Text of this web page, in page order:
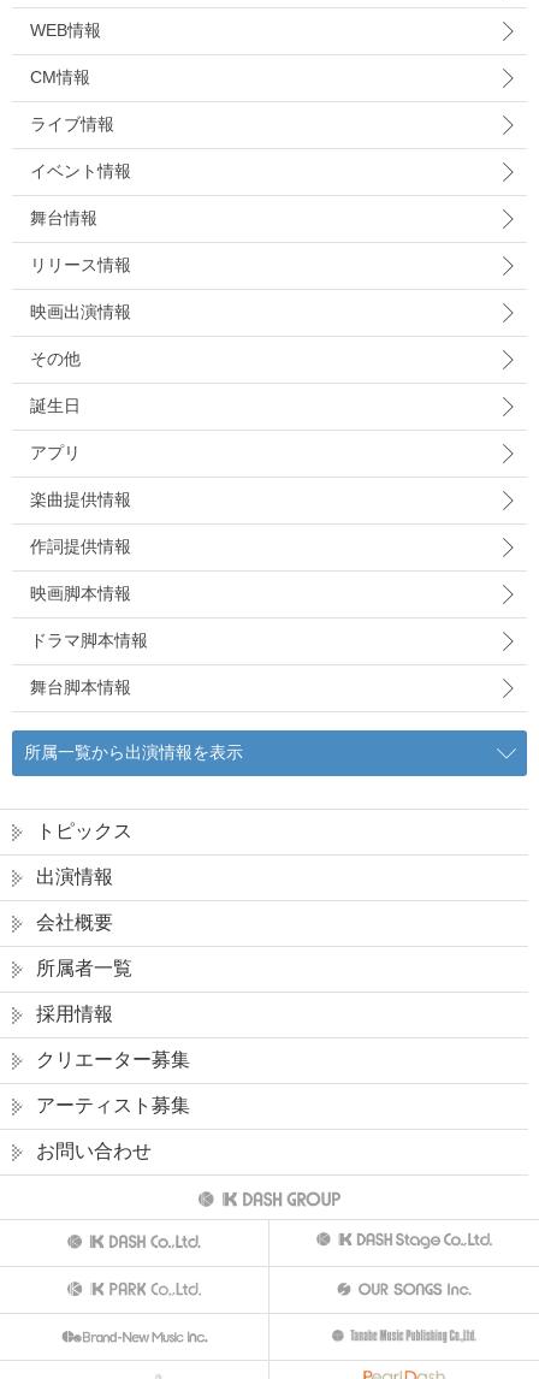
WEB情報
CM情報
ライブ情報
イベント情報
舞台情報
リリース情報
映画出演情報
その他
誕生日
アプリ
楽曲提供情報
作詞提供情報
映画脚本情報
ドラマ脚本情報
舞台脚本情報
所属一覧から出演情報を表示
トピックス
出演情報
会社概要
所属者一覧
採用情報
クリエーター募集
アーティスト募集
お問い合わせ